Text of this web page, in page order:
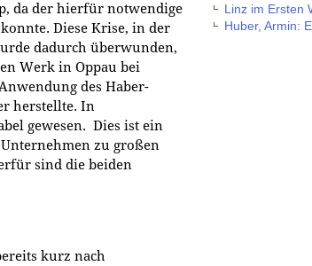
da der hierfür notwendige
Diese Krise, in der
dadurch überwunden,
Werk in Oppau bei
des Haber-
herstellte. In
gewesen. Dies ist ein
zu großen
sind die beiden
kurz nach
Linz im Ersten
Huber, Armin: